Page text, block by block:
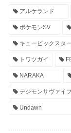
アルケランド
ポケモンSV
キュービックスタ
トワツガイ
NARAKA
デジモンサヴァイ
Undawn